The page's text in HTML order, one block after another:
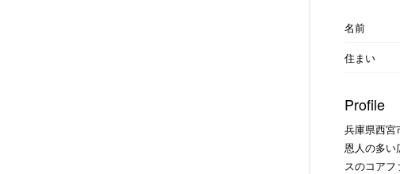
名前
住まい
Profile
兵庫県西宮
恩人の多い
スのコア